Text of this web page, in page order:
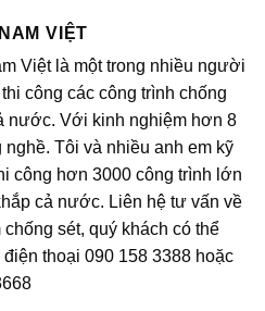
VIỆT
Việt là một trong nhiều người
công các công trình chống
nước. Với kinh nghiệm hơn 8
nghề. Tôi và nhiều anh em kỹ
công hơn 3000 công trình lớn
cả nước. Liên hệ tư vấn về
chống sét, quý khách có thể
điện thoại 090 158 3388 hoặc